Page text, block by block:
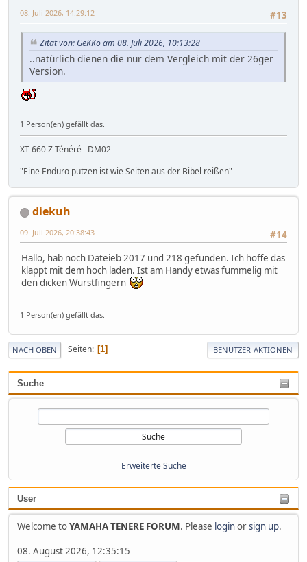
Suche
Erweiterte Suche
User
Welcome toYAMAHA TENERE FORUM. Please loginorsign up.
08. August 2026, 12:35:15
#13
08. Juli 2026, 14:29:12
Zitat von: GeKKo am 08. Juli 2026, 10:13:28
..natürlich dienen die nur dem Vergleich mit der 26ger
Version.
1 Person(en) gefällt das.
XT 660 Z Ténéré DM02
"Eine Enduro putzen ist wie Seiten aus der Bibel reißen"
diekuh
#14
09. Juli 2026, 20:38:43
Hallo, hab noch Dateieb 2017 und 218 gefunden. Ich hoffe das
klappt mit dem hoch laden. Ist am Handy etwas fummelig mit
den dicken Wurstfingern
1 Person(en) gefällt das.
NACH OBEN Seiten 1 BENUTZER-AKTIONEN